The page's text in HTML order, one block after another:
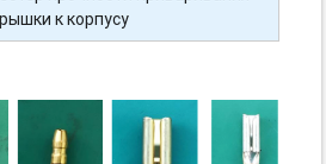
к корпусу